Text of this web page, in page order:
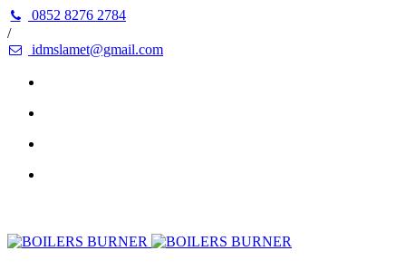
0852 8276 2784
/
idmslamet@gmail.com